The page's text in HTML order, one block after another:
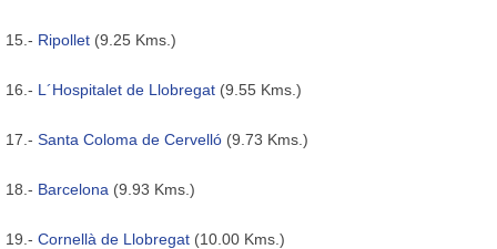
15.- Ripollet (9.25 Kms.)
16.- L´Hospitalet de Llobregat (9.55 Kms.)
17.- Santa Coloma de Cervelló (9.73 Kms.)
18.- Barcelona (9.93 Kms.)
19.- Cornellà de Llobregat (10.00 Kms.)